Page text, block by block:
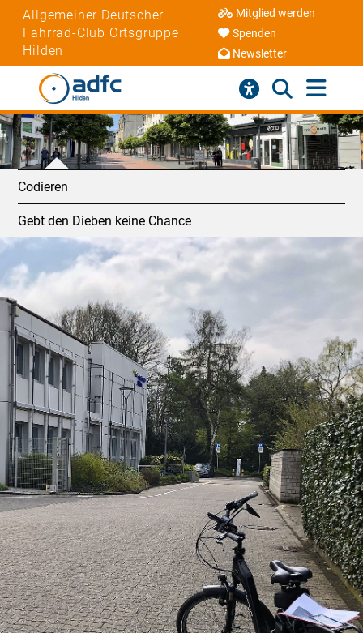
Allgemeiner Deutscher
Fahrrad-Club Ortsgruppe
Hilden
Mitglied werden
Spenden
Newsletter
Codieren
Gebt den Dieben keine Chance